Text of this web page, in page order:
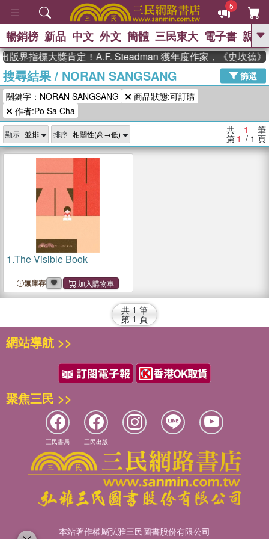
5
GO
熱搜： 東野圭吾 The Odyssey 、
父親節 、 如果歷史是一群喵 、 暑期
推薦 、 國際布克獎 臺灣漫遊錄
孩：黎曼猜想 、 偉大的迷走神經
暢銷榜 新品 中文 外文 簡體 三民東大 電子書 親子
版界指標大獎肯定！A.F. Steadman 獲年度作家，《史坎德
搜尋結果/ NORAN SANGSANG
篩選
關鍵字：NORAN SANGSANG
商品狀態:可訂購
作者:Po Sa Cha
顯示 排序 共 1 筆
第 1 / 1 頁
1.The Visible Book
無庫存
共 1 筆
第 1 頁
網站導航 >>
聚焦三民 >>
三民書局 三民出版
本站著作權屬弘雅三民圖書股份有限公司